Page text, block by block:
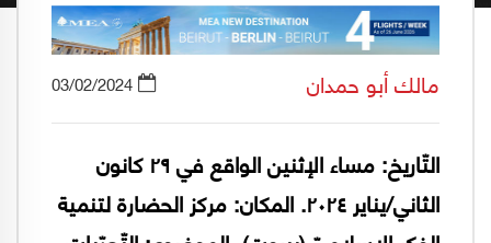
مالك أبو حمدان 03/02/2024
التّاريخ: مساء الإثنين الواقع في ٢٩ كانون
الثاني/يناير ٢٠٢٤. المكان: مركز الحضارة لتنمية